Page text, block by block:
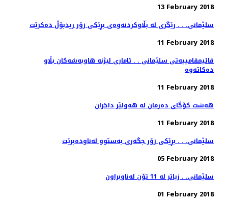
13 February 2018
سلێمانی. . . رێگری له‌ بڵاوكردنه‌وه‌ی بڕێكی زۆر ریدبۆڵ ده‌كرێت
11 February 2018
قائیمقامییه‌تی سلێمانی . . ئاماری لیژنه‌ هاوبه‌شه‌كان بڵاو
11 February 2018
هەشت كۆگای دەرمان لە هەولێر داخران
11 February 2018
سلێمانی. . . بڕێكی زۆر جگه‌ری به‌ستوو له‌ناوده‌برێت
05 February 2018
سلێمانی. . زیاتر له‌ 11 تۆن له‌ناوبراون
01 February 2018